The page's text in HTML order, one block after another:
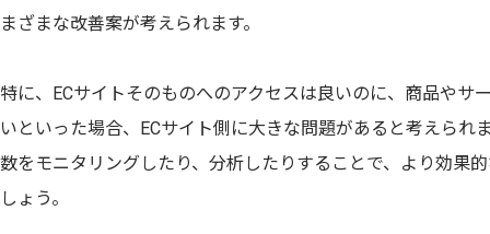
まざまな改善案が考えられます。
特に、ECサイトそのものへのアクセスは良いのに、商品やサ
いといった場合、ECサイト側に大きな問題があると考えられ
数をモニタリングしたり、分析したりすることで、より効果
しょう。